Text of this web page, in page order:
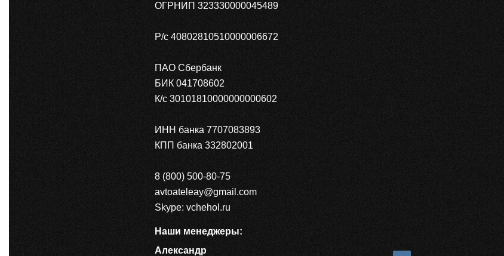
ОГРНИП 323330000045489
Р/с 40802810510000006672
ПАО Сбербанк
БИК 041708602
К/с 30101810000000000602
ИНН банка 7707083893
КПП банка 332802001
8 (800) 500-80-75
avtoateleay@gmail.com
Skype: vchehol.ru
Наши менеджеры:
Александр